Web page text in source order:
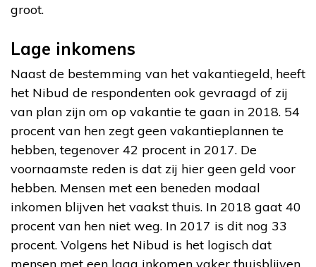
groot.
Lage inkomens
Naast de bestemming van het vakantiegeld, heeft
het Nibud de respondenten ook gevraagd of zij
van plan zijn om op vakantie te gaan in 2018. 54
procent van hen zegt geen vakantieplannen te
hebben, tegenover 42 procent in 2017. De
voornaamste reden is dat zij hier geen geld voor
hebben. Mensen met een beneden modaal
inkomen blijven het vaakst thuis. In 2018 gaat 40
procent van hen niet weg. In 2017 is dit nog 33
procent. Volgens het Nibud is het logisch dat
mensen met een laag inkomen vaker thuisblijven,